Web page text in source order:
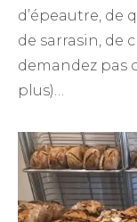
d’épeautre, de
de sarrasin, de
demandez pas
plus)…